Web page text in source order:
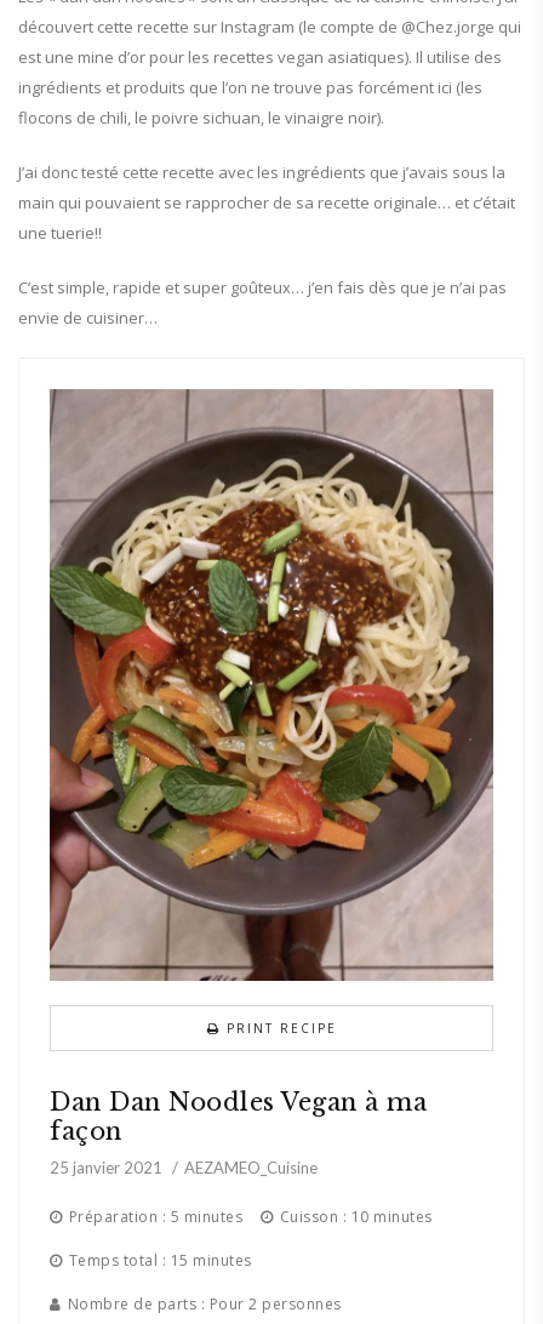
découvert cette recette sur Instagram (le compte de @Chez.jorge qui
est une mine d’or pour les recettes vegan asiatiques). Il utilise des
ingrédients et produits que l’on ne trouve pas forcément ici (les
flocons de chili, le poivre sichuan, le vinaigre noir).
J’ai donc testé cette recette avec les ingrédients que j’avais sous la
main qui pouvaient se rapprocher de sa recette originale… et c’était
une tuerie!!
C’est simple, rapide et super goûteux… j’en fais dès que je n’ai pas
envie de cuisiner…
PRINT RECIPE
Dan Dan Noodles Vegan à ma
façon
25 janvier 2021 AEZAMEO_Cuisine
Préparation : 5 minutes Cuisson : 10 minutes
Temps total : 15 minutes
Nombre de parts : Pour 2 personnes